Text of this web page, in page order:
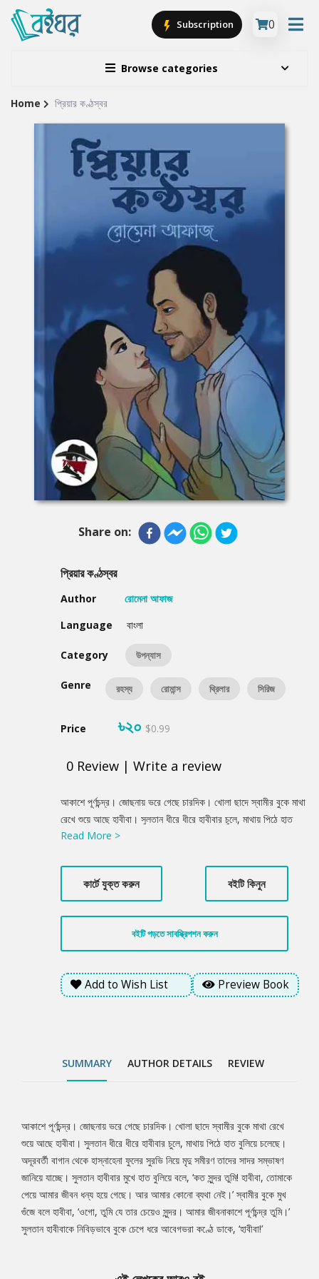
Browse categories
Subscription 0
Site
Breadcrumb
Home প্রিয়ার কণ্ঠস্বর
Share on:
প্রিয়ার কণ্ঠস্বর
Author
রোমেনা আফাজ
Language
বাংলা
Category উপন্যাস
Genre রহস্য রোমান্স থ্রিলার সিরিজ
Price ৳২০ $0.99
0 Review | Write a review
Product
Summery
আকাশে পূর্ণচন্দ্র। জোছনায় ভরে গেছে চারদিক। খোলা ছাদে স্বামীর বুকে মাথা
রেখে শুয়ে আছে হাবীবা। সুলতান ধীরে ধীরে হাবীবার চুলে, মাথায় পিঠে হাত
বুলিয়ে চলেছে। অদূরবর্তী বাগান থেকে হাস্নাহেনা ফুলের সুরভি নিয়ে মৃদু সমীরণ
‘কত সুন্দর তুমি! হাবীবা, তোমাকে পেয়ে আমার জীবন ধন্য হয়ে গেছে। আর
আমার কোনো ব্যথা নেই।’ স্বামীর বুকে মুখ গুঁজে বলে হাবীবা, ‘ওগো, তুমি যে
তার চেয়েও সুন্দর। আমার জীবনাকাশে পূর্ণচন্দ্র তুমি।’ সুলতান হাবীবাকে
নিবিড়ভাবে বুকে চেপে ধরে আবেগভরা কণ্ঠে ডাকে, ‘হাবীবা!’
Read More >
কার্টে যুক্ত করুন বইটি কিনুন
বইটি পড়তে সাবস্ক্রিপশন করুন
Add to Wish List Preview Book
SUMMARY AUTHOR DETAILS REVIEW
Tab
Article
আকাশে পূর্ণচন্দ্র। জোছনায় ভরে গেছে চারদিক। খোলা ছাদে স্বামীর বুকে মাথা রেখে
শুয়ে আছে হাবীবা। সুলতান ধীরে ধীরে হাবীবার চুলে, মাথায় পিঠে হাত বুলিয়ে চলেছে।
অদূরবর্তী বাগান থেকে হাস্নাহেনা ফুলের সুরভি নিয়ে মৃদু সমীরণ তাদের সাদর সম্ভাষণ
জানিয়ে যাচ্ছে। সুলতান হাবীবার মুখে হাত বুলিয়ে বলে, ‘কত সুন্দর তুমি! হাবীবা, তোমাকে
পেয়ে আমার জীবন ধন্য হয়ে গেছে। আর আমার কোনো ব্যথা নেই।’ স্বামীর বুকে মুখ
গুঁজে বলে হাবীবা, ‘ওগো, তুমি যে তার চেয়েও সুন্দর। আমার জীবনাকাশে পূর্ণচন্দ্র তুমি।’
সুলতান হাবীবাকে নিবিড়ভাবে বুকে চেপে ধরে আবেগভরা কণ্ঠে ডাকে, ‘হাবীবা!’